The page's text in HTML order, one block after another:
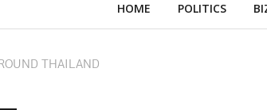
HOME POLITICS
THAILAND